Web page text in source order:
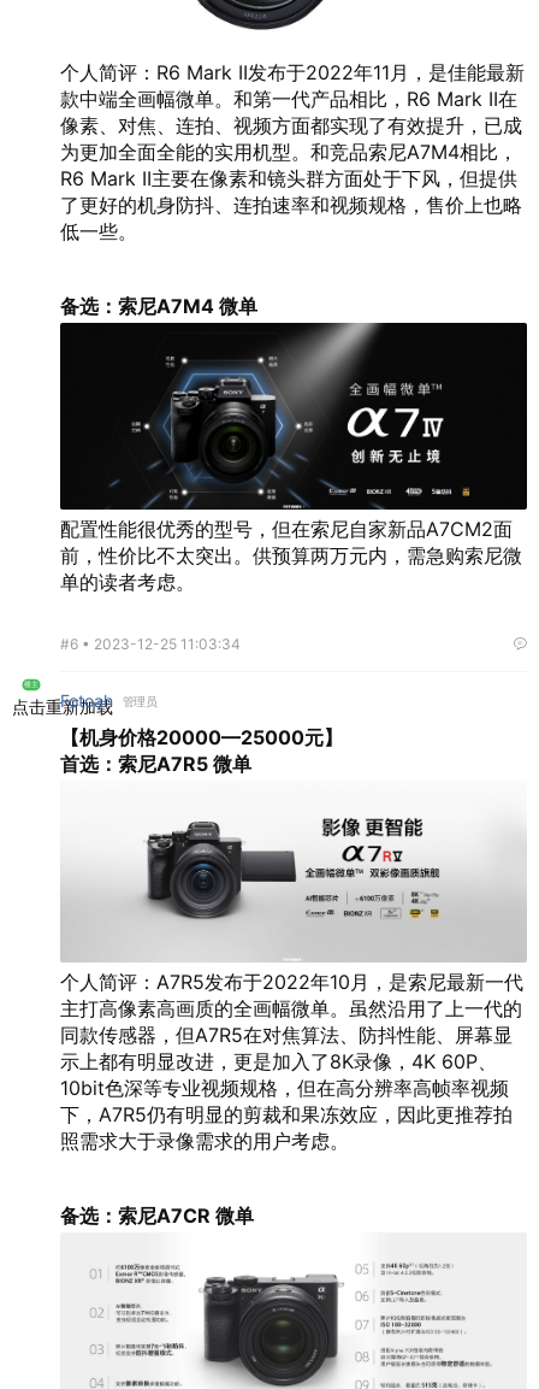
个人简评：R6 Mark II发布于2022年11月，是佳能最新
款中端全画幅微单。和第一代产品相比，R6 Mark II在
像素、对焦、连拍、视频方面都实现了有效提升，已成
为更加全面全能的实用机型。和竞品索尼A7M4相比，
R6 Mark II主要在像素和镜头群方面处于下风，但提供
了更好的机身防抖、连拍速率和视频规格，售价上也略
低一些。
备选：索尼A7M4 微单
配置性能很优秀的型号，但在索尼自家新品A7CM2面
前，性价比不太突出。供预算两万元内，需急购索尼微
单的读者考虑。
#6 • 2023-12-25 11:03:34
楼主
点击重新加载
Fotoah 管理员
【机身价格20000—25000元】
首选：索尼A7R5 微单
个人简评：A7R5发布于2022年10月，是索尼最新一代
主打高像素高画质的全画幅微单。虽然沿用了上一代的
同款传感器，但A7R5在对焦算法、防抖性能、屏幕显
示上都有明显改进，更是加入了8K录像，4K 60P、
10bit色深等专业视频规格，但在高分辨率高帧率视频
下，A7R5仍有明显的剪裁和果冻效应，因此更推荐拍
照需求大于录像需求的用户考虑。
备选：索尼A7CR 微单